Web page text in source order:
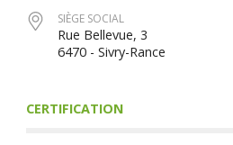
SIÈGE SOCIAL
Rue Bellevue, 3
6470 - Sivry-Rance
CERTIFICATION